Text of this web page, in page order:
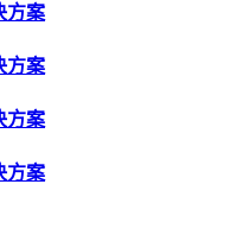
方案
方案
方案
方案